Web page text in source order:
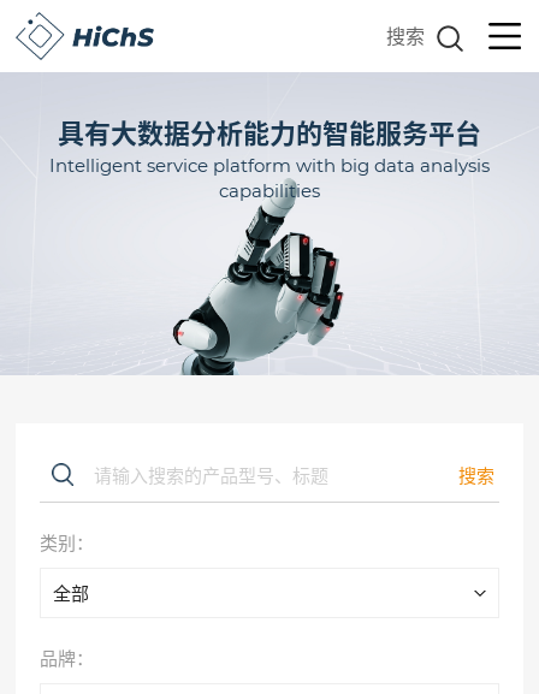
搜索
具有大数据分析能力的智能服务平台
Intelligent service platform with big data analysis
capabilities
类别：
全部
品牌：